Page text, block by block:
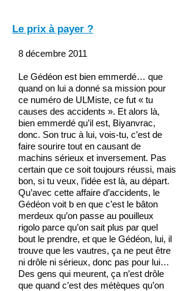
Le prix à payer ?
8 décembre 2011
Le Gédéon est bien emmerdé… que
quand on lui a donné sa mission pour
ce numéro de ULMiste, ce fut « tu
causes des accidents ». Et alors là,
bien emmerdé qu’il est, Biyanvrac,
donc. Son truc à lui, vois-tu, c’est de
faire sourire tout en causant de
machins sérieux et inversement. Pas
certain que ce soit toujours réussi, mais
bon, si tu veux, l’idée est là, au départ.
Qu’avec cette affaire d’accidents, le
Gédéon voit b en que c’est le bâton
merdeux qu’on passe au pouilleux
rigolo parce qu’on sait plus par quel
bout le prendre, et que le Gédéon, lui, il
trouve que les vautres, ça ne peut être
ni drôle ni sérieux, donc pas pour lui…
Des gens qui meurent, ça n’est drôle
que quand c’est des métèques qu’on